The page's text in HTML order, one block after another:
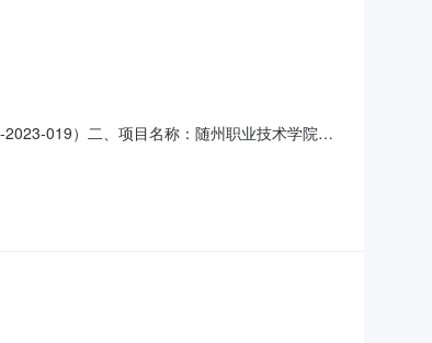
019）二、项目名称：随州职业技术学院
随州职业技术学院2023级新生军训服装